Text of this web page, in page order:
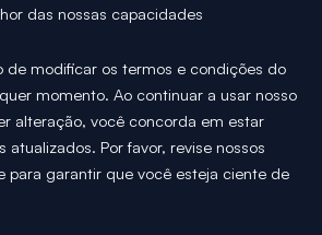
das nossas capacidades
de modificar os termos e condições do
momento. Ao continuar a usar nosso
alteração, você concorda em estar
atualizados. Por favor, revise nossos
para garantir que você esteja ciente de